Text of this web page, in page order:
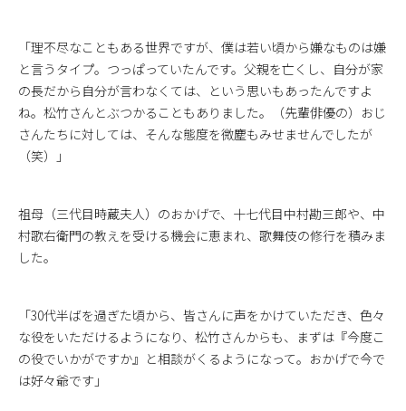
「理不尽なこともある世界ですが、僕は若い頃から嫌なものは嫌
と言うタイプ。つっぱっていたんです。父親を亡くし、自分が家
の長だから自分が言わなくては、という思いもあったんですよ
ね。松竹さんとぶつかることもありました。（先輩俳優の）おじ
さんたちに対しては、そんな態度を微塵もみせませんでしたが
（笑）」
祖母（三代目時蔵夫人）のおかげで、十七代目中村勘三郎や、中
村歌右衛門の教えを受ける機会に恵まれ、歌舞伎の修行を積みま
した。
「30代半ばを過ぎた頃から、皆さんに声をかけていただき、色々
な役をいただけるようになり、松竹さんからも、まずは『今度こ
の役でいかがですか』と相談がくるようになって。おかげで今で
は好々爺です」